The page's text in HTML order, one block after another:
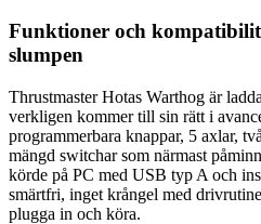
Funktioner och
slumpen
Thrustmaster Hotas Warthog är
verkligen kommer till sin rätt i
programmerbara knappar, 5 axlar,
mängd switchar som närmast
körde på PC med USB typ A och
smärtfri, inget krångel med
plugga in och köra.